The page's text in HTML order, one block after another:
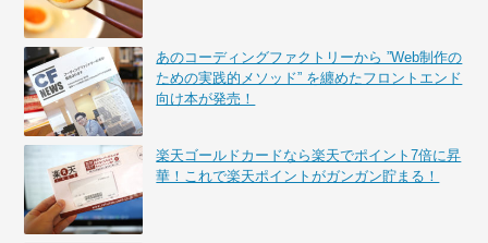
あのコーディングファクトリーから ”Web制作の
ための実践的メソッド” を纏めたフロントエンド
向け本が発売！
楽天ゴールドカードなら楽天でポイント7倍に昇
華！これで楽天ポイントがガンガン貯まる！